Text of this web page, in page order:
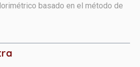
basado en el método de